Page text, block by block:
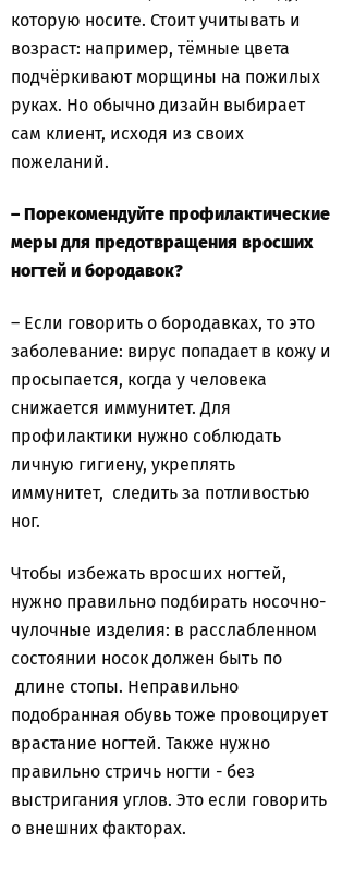
которую носите. Стоит учитывать и
возраст: например, тёмные цвета
подчёркивают морщины на пожилых
руках. Но обычно дизайн выбирает
сам клиент, исходя из своих
пожеланий.
– Порекомендуйте профилактические
меры для предотвращения вросших
ногтей и бородавок?
– Если говорить о бородавках, то это
заболевание: вирус попадает в кожу и
просыпается, когда у человека
снижается иммунитет. Для
профилактики нужно соблюдать
личную гигиену, укреплять
иммунитет, следить за потливостью
ног.
Чтобы избежать вросших ногтей,
нужно правильно подбирать носочно-
чулочные изделия: в расслабленном
состоянии носок должен быть по
длине стопы. Неправильно
подобранная обувь тоже провоцирует
врастание ногтей. Также нужно
правильно стричь ногти - без
выстригания углов. Это если говорить
о внешних факторах.